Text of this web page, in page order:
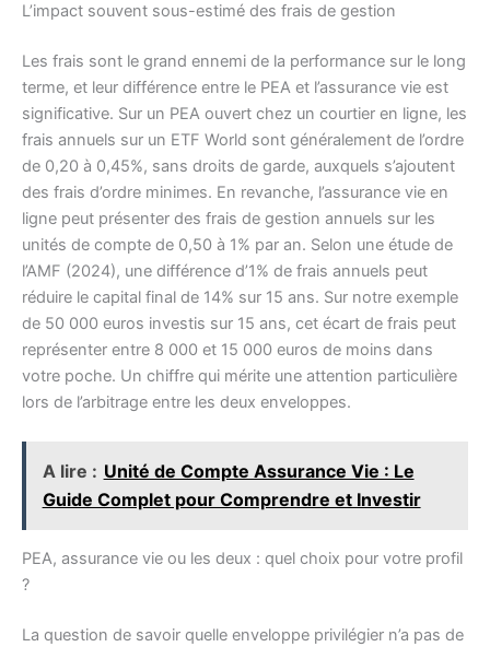
L’impact souvent sous-estimé des frais de gestion
Les frais sont le grand ennemi de la performance sur le long
terme, et leur différence entre le PEA et l’assurance vie est
significative. Sur un PEA ouvert chez un courtier en ligne, les
frais annuels sur un ETF World sont généralement de l’ordre
de 0,20 à 0,45%, sans droits de garde, auxquels s’ajoutent
des frais d’ordre minimes. En revanche, l’assurance vie en
ligne peut présenter des frais de gestion annuels sur les
unités de compte de 0,50 à 1% par an. Selon une étude de
l’AMF (2024), une différence d’1% de frais annuels peut
réduire le capital final de 14% sur 15 ans. Sur notre exemple
de 50 000 euros investis sur 15 ans, cet écart de frais peut
représenter entre 8 000 et 15 000 euros de moins dans
votre poche. Un chiffre qui mérite une attention particulière
lors de l’arbitrage entre les deux enveloppes.
A lire : Unité de Compte Assurance Vie : Le
Guide Complet pour Comprendre et Investir
PEA, assurance vie ou les deux : quel choix pour votre profil
?
La question de savoir quelle enveloppe privilégier n’a pas de